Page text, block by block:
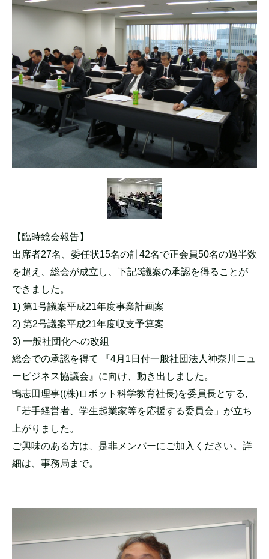
【臨時総会報告】
出席者27名、委任状15名の計42名で正会員50名の過半数
を超え、総会が成立し、下記3議案の承認を得ることが
できました。
1) 第1号議案平成21年度事業計画案
2) 第2号議案平成21年度収支予算案
3) 一般社団化への改組
総会での承認を得て 『4月1日付一般社団法人神奈川ニュ
ービジネス協議会』に向け、動き出しました。
鴨志田理事((株)ロボット科学教育社長)を委員長とする,
「若手経営者、学生起業家等を応援する委員会」が立ち
上がりました。
ご興味のある方は、是非メンバーにご加入ください。詳
細は、事務局まで。